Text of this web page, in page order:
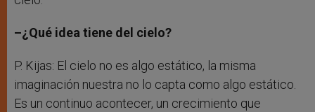
–¿Qué idea tiene del cielo?
P. Kijas: El cielo no es algo estático, la misma
imaginación nuestra no lo capta como algo estático.
Es un continuo acontecer, un crecimiento que